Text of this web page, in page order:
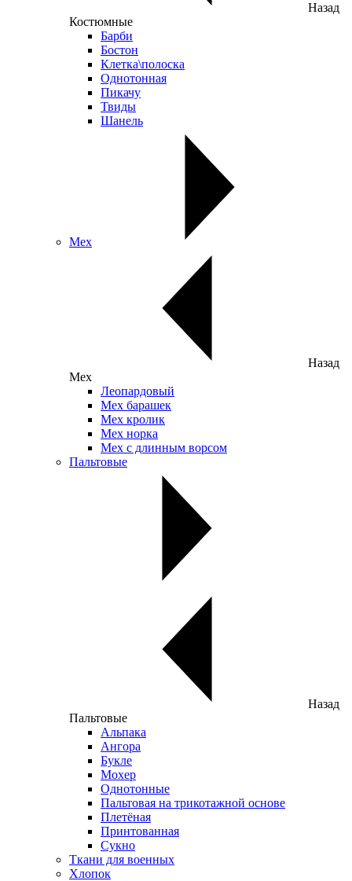
Назад
Костюмные
Барби
Бостон
Клетка\полоска
Однотонная
Пикачу
Твиды
Шанель
Мех
Назад
Мех
Леопардовый
Мех барашек
Мех кролик
Мех норка
Мех с длинным ворсом
Пальтовые
Назад
Пальтовые
Альпака
Ангора
Букле
Мохер
Однотонные
Пальтовая на трикотажной основе
Плетёная
Принтованная
Сукно
Ткани для военных
Хлопок